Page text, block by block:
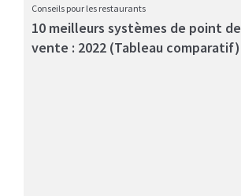
12 restaurant podcasts for the restaurant franchise
Conseils pour les restaurants
10 meilleurs systèmes de point de
vente : 2022 (Tableau comparatif)